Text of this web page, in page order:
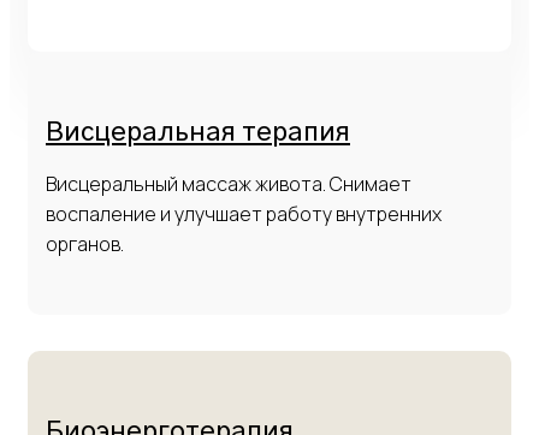
Висцеральная терапия
Висцеральный массаж живота. Снимает
воспаление и улучшает работу внутренних
органов.